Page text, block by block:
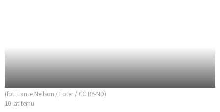
(fot. Lance Neilson / Foter / CC BY-ND)
10 lat temu